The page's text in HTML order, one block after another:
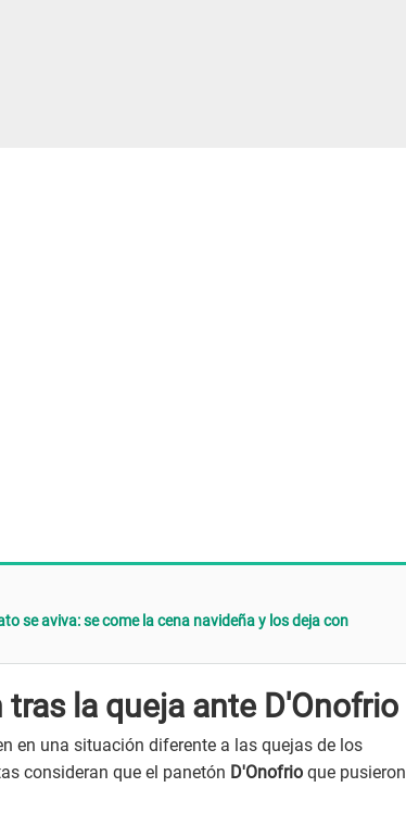
se aviva: se come la cena navideña y los deja con
la queja ante D'Onofrio
en una situación diferente a las quejas de los
consideran que el panetón D'Onofrio que pusieron